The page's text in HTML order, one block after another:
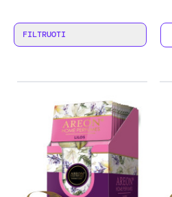
FILTRUOTI